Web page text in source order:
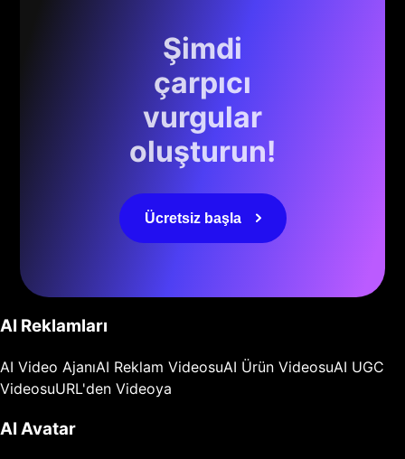
Şimdi
çarpıcı
vurgular
oluşturun!
Ücretsiz başla
AI Reklamları
AI Video AjanıAI Reklam VideosuAI Ürün VideosuAI UGC
VideosuURL'den Videoya
AI Avatar